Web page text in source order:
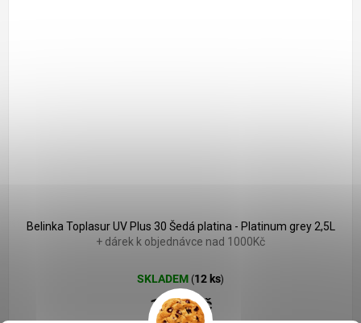
Belinka Toplasur UV Plus 30 Šedá platina - Platinum grey 2,5L
+ dárek k objednávce nad 1000Kč
SKLADEM (12 ks)
1 130 Kč